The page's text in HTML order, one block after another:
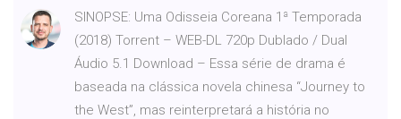
SINOPSE: Uma Odisseia Coreana 1ª Temporada
(2018) Torrent – WEB-DL 720p Dublado / Dual
Áudio 5.1 Download – Essa série de drama é
baseada na clássica novela chinesa “Journey to
the West”, mas reinterpretará a história no